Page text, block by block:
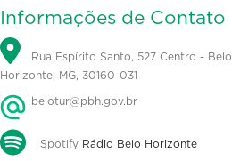
Informações de Contato
Rua Espírito Santo, 527 Centro - Belo
Horizonte, MG, 30160-031
belotur@pbh.gov.br
Spotify Rádio Belo Horizonte